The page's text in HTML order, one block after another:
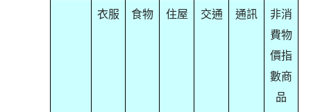
衣服 食物 住屋 交通 通訊
非消
費物
價指
數商
品